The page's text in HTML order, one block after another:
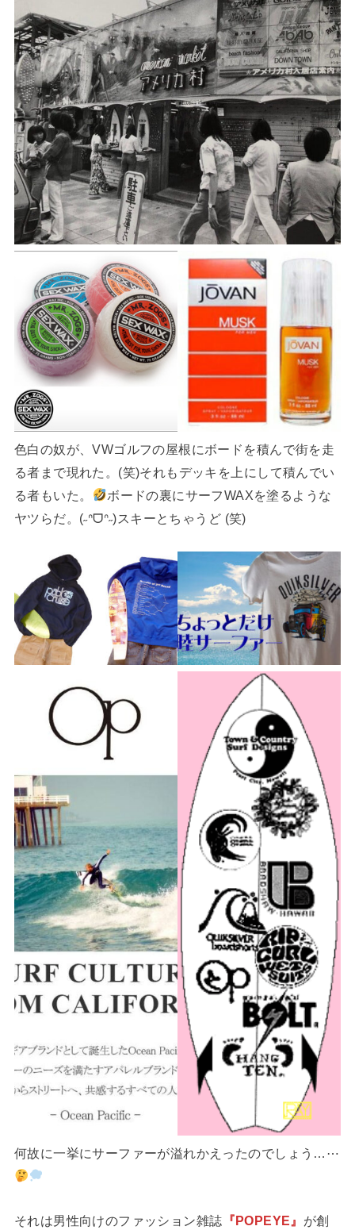
色白の奴が、VWゴルフの屋根にボードを積んで街を走
る者まで現れた。(笑)それもデッキを上にして積んでい
る者もいた。
ボードの裏にサーフWAXを塗るような
ヤツらだ。(˶ᐢᗜᐢ˶)スキーとちゃうど (笑)
何故に一挙にサーファーが溢れかえったのでしょう…⋯
それは男性向けのファッション雑誌 『POPEYE』 が創